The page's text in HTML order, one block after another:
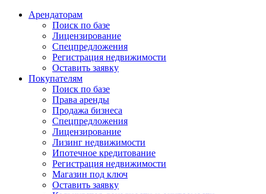
Арендаторам
Поиск по базе
Лицензирование
Спецпредложения
Регистрация недвижимости
Оставить заявку
Покупателям
Поиск по базе
Права аренды
Продажа бизнеса
Спецпредложения
Лицензирование
Лизинг недвижимости
Ипотечное кредитование
Регистрация недвижимости
Магазин под ключ
Оставить заявку